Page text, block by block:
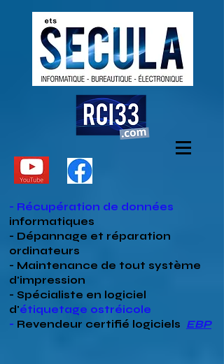
- Récupération de données
informatiques
- Dépannage et réparation
ordinateurs
- Maintenance de tout système
d'impression
- Spécialiste en logiciel
d'étiquetage ostréicole
- Revendeur certifié logiciels EBP